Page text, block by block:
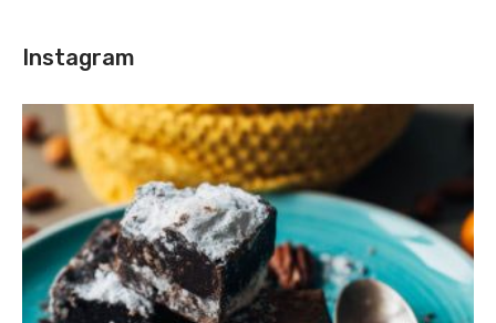
Instagram